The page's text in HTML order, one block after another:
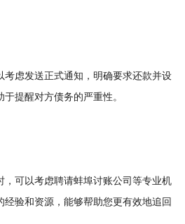
虑发送正式通知，明确要求还款并设
提醒对方债务的严重性。
可以考虑聘请蚌埠讨账公司等专业机
验和资源，能够帮助您更有效地追回